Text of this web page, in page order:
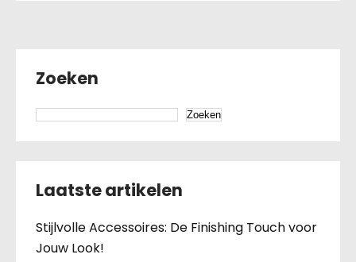
Zoeken
Zoeken
Laatste artikelen
Stijlvolle Accessoires: De Finishing Touch voor
Jouw Look!